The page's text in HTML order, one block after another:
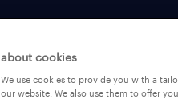
about cookies
We use cookies to provide you with a
our website. We also use them to offer